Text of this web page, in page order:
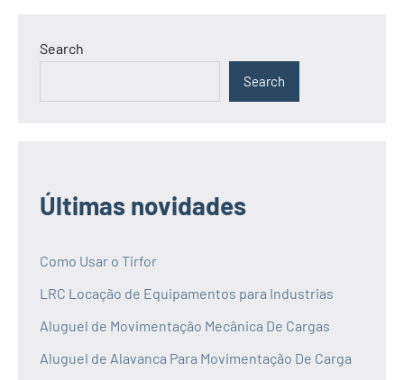
Search
Search
Últimas novidades
Como Usar o Tirfor
LRC Locação de Equipamentos para Industrias
Aluguel de Movimentação Mecânica De Cargas
Aluguel de Alavanca Para Movimentação De Carga